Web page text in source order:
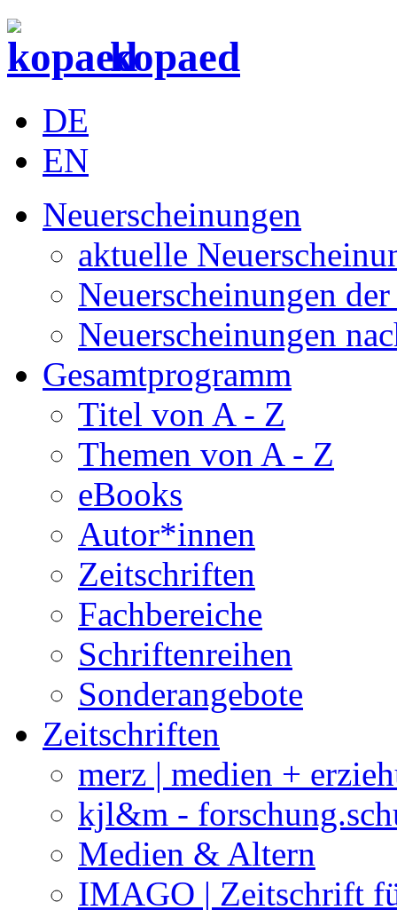
kopaed
DE
EN
Neuerscheinungen
aktuelle
Neuerscheinungen
Neuerscheinungen
Gesamtprogramm
Titel von A - Z
Themen von A - Z
eBooks
Autor*innen
Zeitschriften
Fachbereiche
Schriftenreihen
Sonderangebote
Zeitschriften
merz | medien +
kjl&m -
Medien & Altern
IMAGO | Zeitschrift